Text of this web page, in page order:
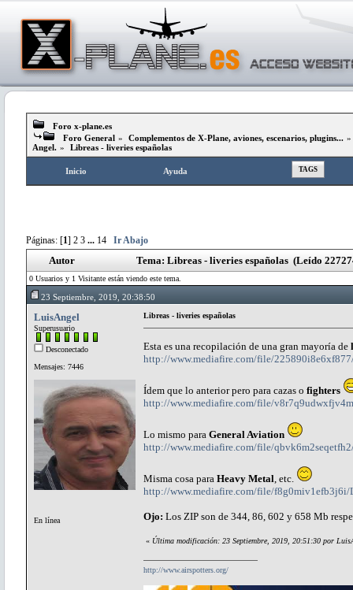
Foro x-plane.es
Foro General » Complementos de X-Plane, aviones, escenarios, plugins... »
Angel. » Libreas - liveries españolas
Inicio Ayuda TAGS
Páginas: [1] 2 3 ... 14 Ir Abajo
Autor Tema: Libreas - liveries españolas (Leído
0 Usuarios y 1 Visitante están viendo este tema.
23 Septiembre, 2019, 20:38:50
LuisAngel
Superusuario
Desconectado
Mensajes: 7446
En línea
Libreas - liveries españolas
Esta es una recopilación de una gran mayoría de
http://www.mediafire.com/file/
Ídem que lo anterior pero para cazas o fighters
http://www.mediafire.com/file/
Lo mismo para General Aviation
http://www.mediafire.com/file/
Misma cosa para Heavy Metal , etc.
http://www.mediafire.com/file/
Ojo: Los ZIP son de 344, 86, 602 y 658 Mb
« Última modificación: 23 Septiembre, 2019, 20:51:30 por
http://www.airspotters.org/